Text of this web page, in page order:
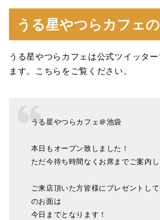
うる星やつらカフェ
うる星やつらカフェは公式ツイッタ
ます。こちらをご覧ください。
うる星やつらカフェ＠池袋
本日もオープン致しました！
ただ今待ち時間なくお席までご案内
ご来店頂いた方皆様にプレゼントし
のお面は
今日までとなります！